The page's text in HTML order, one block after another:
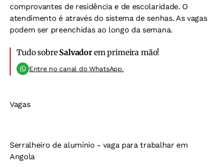
comprovantes de residência e de escolaridade. O
atendimento é através do sistema de senhas. As vagas
podem ser preenchidas ao longo da semana.
Tudo sobre Salvadorem primeira mão!
Entre no canal do WhatsApp.
Vagas
Serralheiro de alumínio - vaga para trabalhar em
Angola